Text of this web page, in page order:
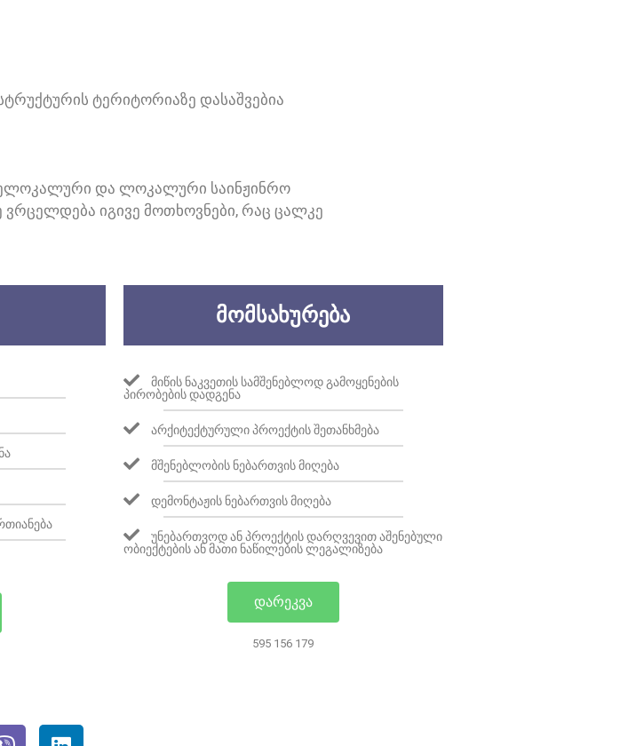
ᲢᲔᲠᲘᲢᲝᲠᲘᲐᲖᲔ ᲓᲐᲡᲐᲨᲕᲔᲑᲘᲐ
ᲓᲐ ᲚᲝᲙᲐᲚᲣᲠᲘ ᲡᲐᲘᲜᲟᲘᲜᲠᲝ
ᲘᲒᲘᲕᲔ ᲛᲝᲗᲮᲝᲕᲜᲔᲑᲘ, ᲠᲐᲪ ᲪᲐᲚᲙᲔ
ᲛᲝᲛᲡᲐᲮᲣᲠᲔᲑᲐ
ᲛᲘᲬᲘᲡ ᲜᲐᲙᲕᲔᲗᲘᲡ ᲡᲐᲛᲨᲔᲜᲔᲑᲚᲝᲓ ᲒᲐᲛᲝᲧᲔᲜᲔᲑᲘᲡ
ᲞᲘᲠᲝᲑᲔᲑᲘᲡ ᲓᲐᲓᲒᲔᲜᲐ
ᲐᲠᲥᲘᲢᲔᲥᲢᲣᲠᲣᲚᲘ ᲞᲠᲝᲔᲥᲢᲘᲡ ᲨᲔᲗᲐᲜᲮᲛᲔᲑᲐ
ᲛᲨᲔᲜᲔᲑᲚᲝᲑᲘᲡ ᲜᲔᲑᲐᲠᲗᲕᲘᲡ ᲛᲘᲦᲔᲑᲐ
ᲓᲔᲛᲝᲜᲢᲐᲟᲘᲡ ᲜᲔᲑᲐᲠᲗᲕᲘᲡ ᲛᲘᲦᲔᲑᲐ
ᲣᲜᲔᲑᲐᲠᲗᲕᲝᲓ ᲐᲜ ᲞᲠᲝᲔᲥᲢᲘᲡ ᲓᲐᲠᲦᲕᲔᲕᲘᲗ ᲐᲨᲔᲜᲔᲑᲣᲚᲘ
ᲝᲑᲘᲔᲥᲢᲔᲑᲘᲡ ᲐᲜ ᲛᲐᲗᲘ ᲜᲐᲬᲘᲚᲔᲑᲘᲡ ᲚᲔᲒᲐᲚᲘᲖᲔᲑᲐ
ᲓᲐᲠᲔᲙᲕᲐ
595 156 179